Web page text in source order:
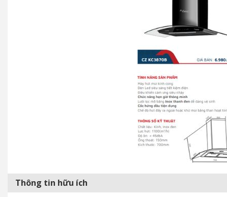
Thông tin hữu ích